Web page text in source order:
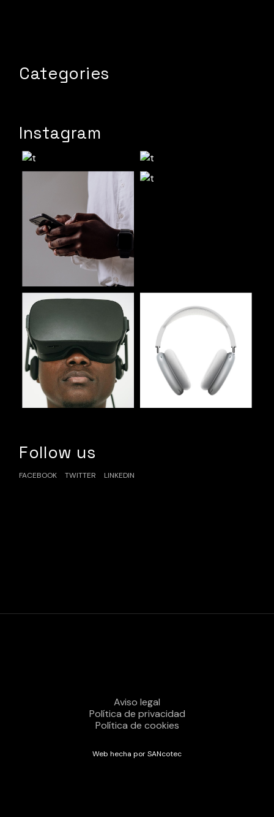
Categories
Instagram
Follow us
FACEBOOK TWITTER LINKEDIN
Aviso legal
Política de privacidad
Política de cookies
Web hecha por SANcotec